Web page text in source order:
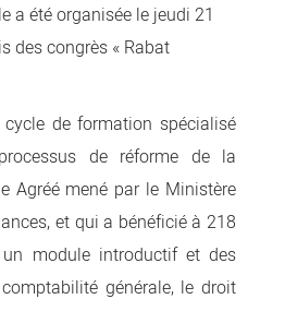
a été organisée le jeudi 21
des congrès « Rabat
de formation spécialisé
de réforme de la
Agréé mené par le Ministère
et qui a bénéficié à 218
module introductif et des
générale, le droit